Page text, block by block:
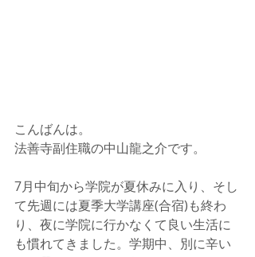
こんばんは。
法善寺副住職の中山龍之介です。
7月中旬から学院が夏休みに入り、そし
て先週には夏季大学講座(合宿)も終わ
り、夜に学院に行かなくて良い生活に
も慣れてきました。学期中、別に辛い